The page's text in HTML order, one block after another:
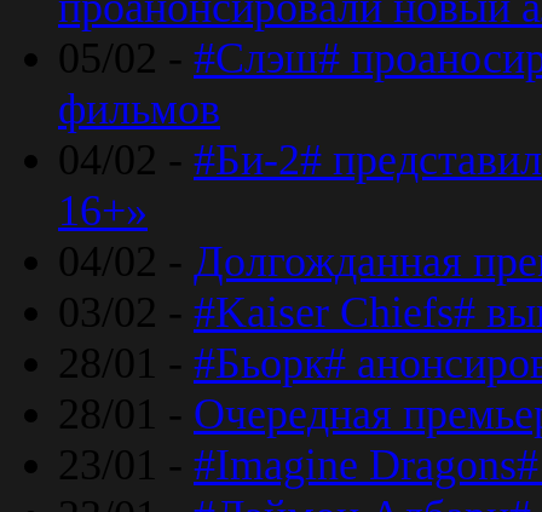
05/02 - #Слэш#
фильмов
04/02 - #Би-2#
16+»
04/02 - Долгожданная
03/02 - #Kaiser Chiefs#
28/01 - #Бьорк#
28/01 - Очередная
23/01 - #Imagine